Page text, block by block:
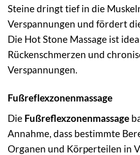
Steine dringt tief in die
Verspannungen und fördert
Die Hot Stone Massage ist
Rückenschmerzen und
Verspannungen.
Fußreflexzonenmassage
Die Fußreflexzonenmassage
Annahme, dass bestimmte
Organen und Körperteilen in